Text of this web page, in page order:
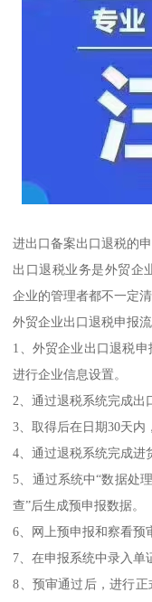
进出口备案出口退税的
出口退税业务是外贸企
企业的管理者都不一定
外贸企业出口退税申报流
1、外贸企业出口退税
进行企业信息设置。
2、通过退税系统完成出
3、取得后在日期30天内
4、通过退税系统完成进
5、通过系统中“数据处
查”后生成预申报数据。
6、网上预申报和察看预
7、在申报系统中录入单
8、预审通过后，进行